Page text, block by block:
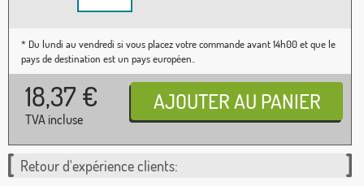
* Du lundi au vendredi si vous placez votre commande avant 14h00 et que le
pays de destination est un pays européen..
18,37 €
TVA incluse
Retour d'expérience clients: